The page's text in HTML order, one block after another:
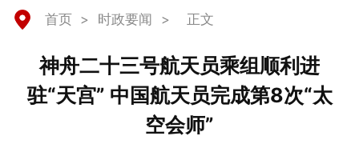
首页 > 时政要闻 > 正文
神舟二十三号航天员乘组顺利进
驻“天宫” 中国航天员完成第8次“太
空会师”